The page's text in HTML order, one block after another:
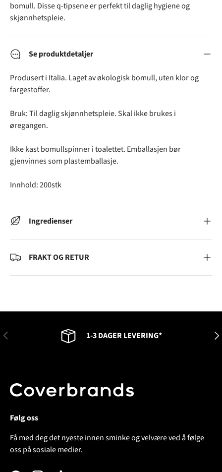
bomull. Disse q-tipsene er perfekt til daglig hygiene og
skjønnhetspleie.
Se produktdetaljer
Produsert i Italia. Laget av økologisk bomull, uten klor og
fargestoffer.
Bruk: Til daglig skjønnhetspleie. Skal ikke brukes i
øregangen.
Ikke kast bomullspinner i toalettet. Emballasjen bør
gjenvinnes som plastemballasje.
Innhold: 200stk
Ingredienser
FRAKT OG RETUR
FORRIGE 1-3 DAGER LEVERING*
Følg oss
Få med deg det nyeste innen sminke og velvære ved å følge
oss på sosiale medier.